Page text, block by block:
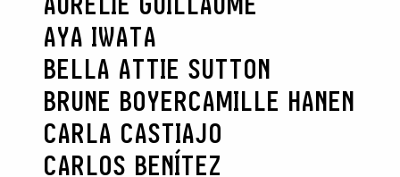
AYA IWATA
BELLA ATTIE SUTTON
BRUNE BOYERCAMILLE HANEN
CARLA CASTIAJO
CARLOS BENÍTEZ